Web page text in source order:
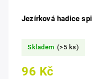
Jezírková hadice
Skladem (>5 ks)
96 Kč